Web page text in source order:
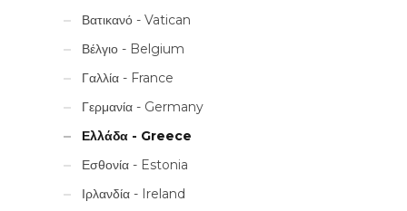
Βατικανό - Vatican
Βέλγιο - Belgium
Γαλλία - France
Γερμανία - Germany
Ελλάδα - Greece
Εσθονία - Estonia
Ιρλανδία - Ireland